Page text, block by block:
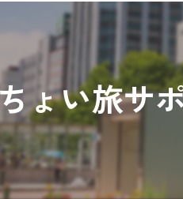
ちょい旅サポート
付き添いサービス
介助方法の相談
生活環境の相談
病院の付き添いサービス
料金表
ょい旅サ